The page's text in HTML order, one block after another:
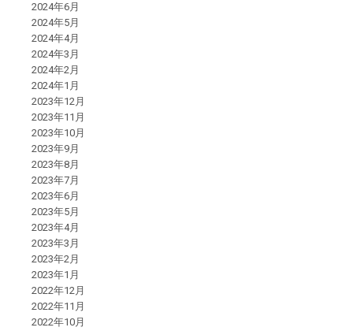
2024年6月
2024年5月
2024年4月
2024年3月
2024年2月
2024年1月
2023年12月
2023年11月
2023年10月
2023年9月
2023年8月
2023年7月
2023年6月
2023年5月
2023年4月
2023年3月
2023年2月
2023年1月
2022年12月
2022年11月
2022年10月